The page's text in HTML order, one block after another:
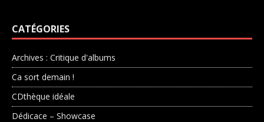
CATÉGORIES
Archives : Critique d'albums
Ca sort demain !
CDthèque idéale
Dédicace – Showcase